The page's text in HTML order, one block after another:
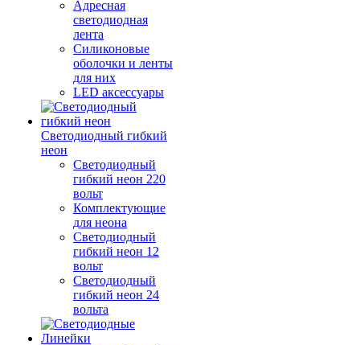
Адресная
светодиодная
лента
Силиконовые
оболочки и ленты
для них
LED аксессуары
Светодиодный гибкий
неон
Светодиодный
гибкий неон 220
вольт
Комплектующие
для неона
Светодиодный
гибкий неон 12
вольт
Светодиодный
гибкий неон 24
вольта